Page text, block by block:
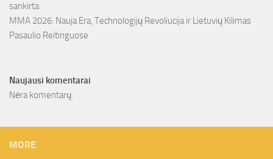
sankirta
MMA 2026: Nauja Era, Technologijų Revoliucija ir Lietuvių Kilimas
Pasaulio Reitinguose
Naujausi komentarai
Nėra komentarų.
MORE